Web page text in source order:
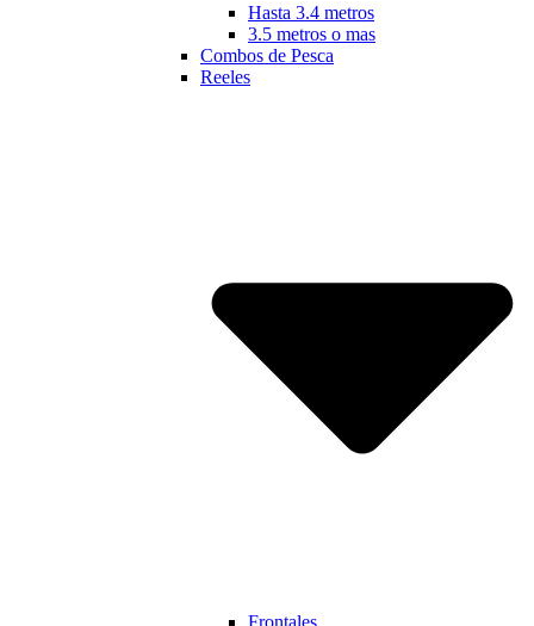
Hasta 3.4 metros
3.5 metros o mas
Combos de Pesca
Reeles
Frontales